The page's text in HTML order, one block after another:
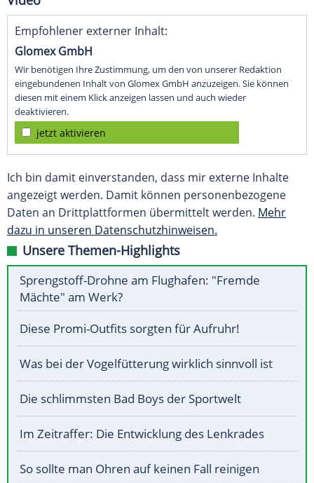
Empfohlener externer Inhalt:
Glomex GmbH
Wir benötigen Ihre Zustimmung, um den von unserer Redaktion
eingebundenen Inhalt von Glomex GmbH anzuzeigen. Sie können
diesen mit einem Klick anzeigen lassen und auch wieder
deaktivieren.
jetzt aktivieren
Ich bin damit einverstanden, dass mir externe Inhalte
angezeigt werden. Damit können personenbezogene
Daten an Drittplattformen übermittelt werden. Mehr
dazu in unseren Datenschutzhinweisen.
Unsere Themen-Highlights
Sprengstoff-Drohne am Flughafen: "Fremde
Mächte" am Werk?
Diese Promi-Outfits sorgten für Aufruhr!
Was bei der Vogelfütterung wirklich sinnvoll ist
Die schlimmsten Bad Boys der Sportwelt
Im Zeitraffer: Die Entwicklung des Lenkrades
So sollte man Ohren auf keinen Fall reinigen